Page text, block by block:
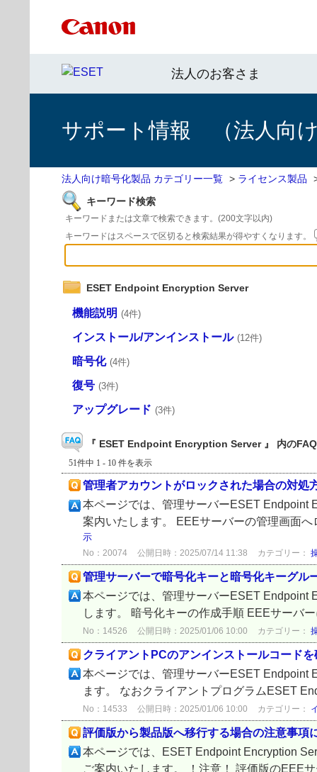
法人のお客さま
サポート情報 （法人向
法人向け暗号化製品 カテゴリー一覧 > ライセンス製品
キーワード検索
キーワードまたは文章で検索できます。(200文字以内)
キーワードはスペースで区切ると検索結果が得やすくなります。
ESET Endpoint Encryption Server
機能説明 (4件)
インストール/アンインストール (12件)
暗号化 (4件)
復号 (3件)
アップグレード (3件)
『 ESET Endpoint Encryption Server 』 内のFAQ
51件中 1 - 10 件を表示
管理者アカウントがロックされた場合の対処
本ページでは、管理サーバーESET Endpoint
案内いたします。 EEEサーバーの管理画面
示
No：20074 公開日時：2025/07/14 11:38 カテゴリー：
管理サーバーで暗号化キーと暗号化キーグル
本ページでは、管理サーバーESET Endpoint
します。 暗号化キーの作成手順 EEEサーバ
No：14526 公開日時：2025/01/06 10:00 カテゴリー：
クライアントPCのアンインストールコード
本ページでは、管理サーバーESET Endpoint
ます。 なおクライアントプログラムESET
No：14533 公開日時：2025/01/06 10:00 カテゴリー：
評価版から製品版へ移行する場合の注意事項
本ページでは、ESET Endpoint Encryption
ご案内いたします。 ！注意！ 評価版のEEE